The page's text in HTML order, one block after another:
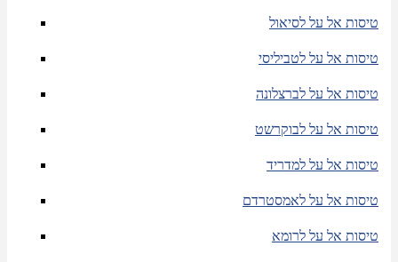
טיסות אל על לסיאול
טיסות אל על לטביליסי
טיסות אל על לברצלונה
טיסות אל על לבוקרשט
טיסות אל על למדריד
טיסות אל על לאמסטרדם
טיסות אל על לרומא